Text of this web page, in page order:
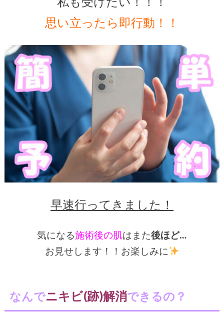
思い立ったら即行動！！
早速行ってきました！
気になる施術後の肌はまた後ほど…
お見せします！！お楽しみに
なんでニキビ(跡)解消できるの？